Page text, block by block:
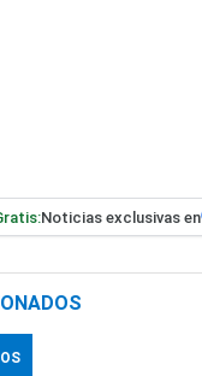
Noticias exclusivas en